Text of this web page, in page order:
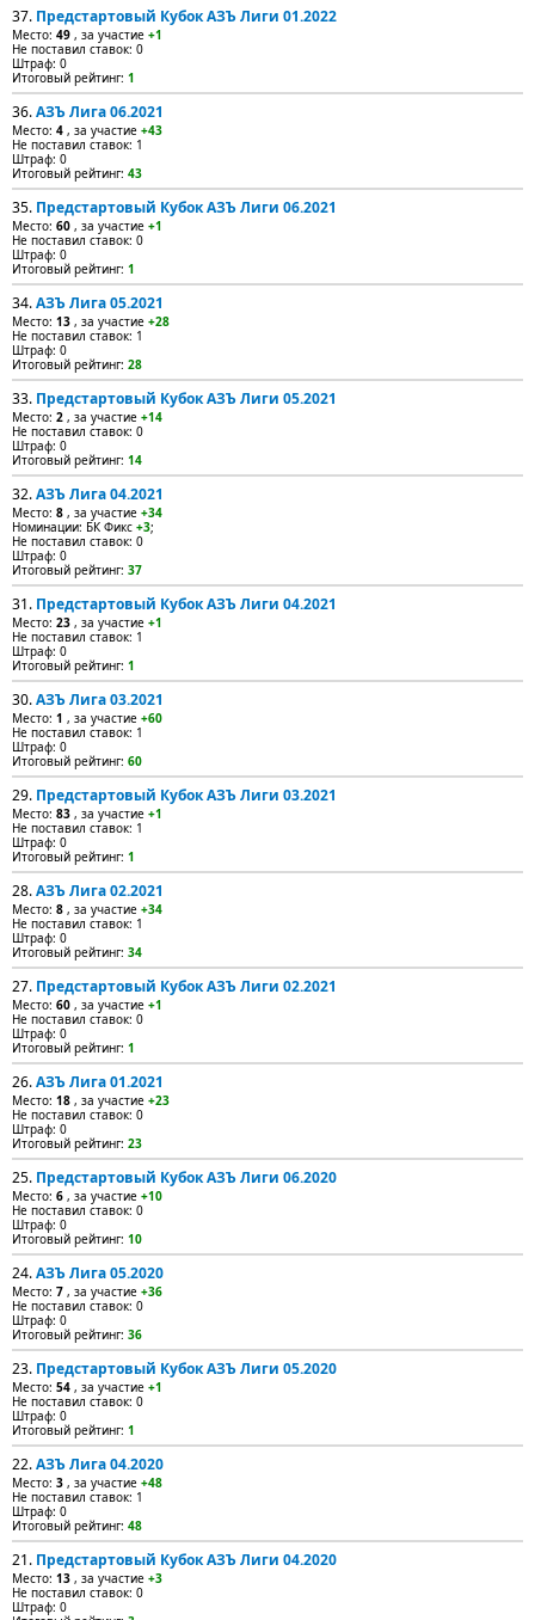
37. Предстартовый Кубок АЗЪ Лиги 01.2022
Место: 49 , за участие +1
Не поставил ставок: 0
Штраф: 0
Итоговый рейтинг: 1
36.АЗЪ Лига 06.2021
Место: 4 , за участие +43
Не поставил ставок: 1
Штраф: 0
Итоговый рейтинг: 43
35. Предстартовый Кубок АЗЪ Лиги 06.2021
Место: 60 , за участие +1
Не поставил ставок: 0
Штраф: 0
Итоговый рейтинг: 1
34.АЗЪ Лига 05.2021
Место: 13 , за участие +28
Не поставил ставок: 1
Штраф: 0
Итоговый рейтинг: 28
33. Предстартовый Кубок АЗЪ Лиги 05.2021
Место: 2 , за участие +14
Не поставил ставок: 0
Штраф: 0
Итоговый рейтинг: 14
32.АЗЪ Лига 04.2021
Место: 8 , за участие +34
Номинации: БК Фикс +3;
Не поставил ставок: 0
Штраф: 0
Итоговый рейтинг: 37
31. Предстартовый Кубок АЗЪ Лиги 04.2021
Место: 23 , за участие +1
Не поставил ставок: 1
Штраф: 0
Итоговый рейтинг: 1
30.АЗЪ Лига 03.2021
Место: 1 , за участие +60
Не поставил ставок: 1
Штраф: 0
Итоговый рейтинг: 60
29. Предстартовый Кубок АЗЪ Лиги 03.2021
Место: 83 , за участие +1
Не поставил ставок: 1
Штраф: 0
Итоговый рейтинг: 1
28.АЗЪ Лига 02.2021
Место: 8 , за участие +34
Не поставил ставок: 1
Штраф: 0
Итоговый рейтинг: 34
27. Предстартовый Кубок АЗЪ Лиги 02.2021
Место: 60 , за участие +1
Не поставил ставок: 0
Штраф: 0
Итоговый рейтинг: 1
26.АЗЪ Лига 01.2021
Место: 18 , за участие +23
Не поставил ставок: 0
Штраф: 0
Итоговый рейтинг: 23
25. Предстартовый Кубок АЗЪ Лиги 06.2020
Место: 6 , за участие +10
Не поставил ставок: 0
Штраф: 0
Итоговый рейтинг: 10
24.АЗЪ Лига 05.2020
Место: 7 , за участие +36
Не поставил ставок: 0
Штраф: 0
Итоговый рейтинг: 36
23. Предстартовый Кубок АЗЪ Лиги 05.2020
Место: 54 , за участие +1
Не поставил ставок: 0
Штраф: 0
Итоговый рейтинг: 1
22.АЗЪ Лига 04.2020
Место: 3 , за участие +48
Не поставил ставок: 1
Штраф: 0
Итоговый рейтинг: 48
21. Предстартовый Кубок АЗЪ Лиги 04.2020
Место: 13 , за участие +3
Не поставил ставок: 0
Штраф: 0